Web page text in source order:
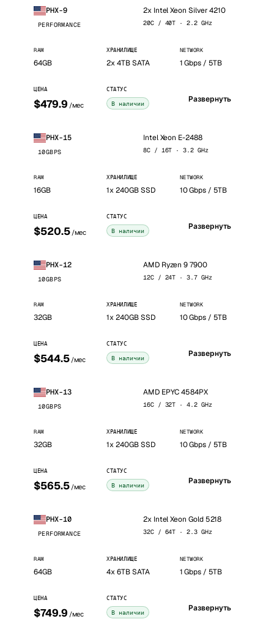
PHX-9
PERFORMANCE
2x Intel Xeon Silver 4210
20C / 40T · 2.2 GHz
RAM
64GB
ХРАНИЛИЩЕ
2x 4TB SATA
NETWORK
1 Gbps / 5TB
ЦЕНА
$479.9 /мес
СТАТУС
В наличии Развернуть
PHX-15
10GBPS
Intel Xeon E-2488
8C / 16T · 3.2 GHz
RAM
16GB
ХРАНИЛИЩЕ
1x 240GB SSD
NETWORK
10 Gbps / 5TB
ЦЕНА
$520.5 /мес
СТАТУС
В наличии Развернуть
PHX-12
10GBPS
AMD Ryzen 9 7900
12C / 24T · 3.7 GHz
RAM
32GB
ХРАНИЛИЩЕ
1x 240GB SSD
NETWORK
10 Gbps / 5TB
ЦЕНА
$544.5 /мес
СТАТУС
В наличии Развернуть
PHX-13
10GBPS
AMD EPYC 4584PX
16C / 32T · 4.2 GHz
RAM
32GB
ХРАНИЛИЩЕ
1x 240GB SSD
NETWORK
10 Gbps / 5TB
ЦЕНА
$565.5 /мес
СТАТУС
В наличии Развернуть
PHX-10
PERFORMANCE
2x Intel Xeon Gold 5218
32C / 64T · 2.3 GHz
RAM
64GB
ХРАНИЛИЩЕ
4x 6TB SATA
NETWORK
1 Gbps / 5TB
ЦЕНА
$749.9 /мес
СТАТУС
В наличии Развернуть